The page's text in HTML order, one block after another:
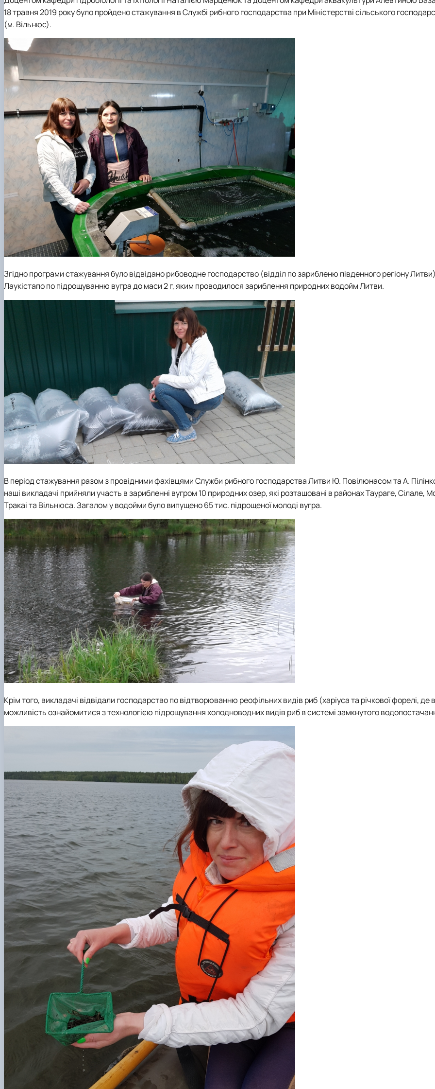
Стратегія розвитку факультету
Скринька довіри
Пам'яті студентів та випускників факультету
Працевлаштування студентів
Академічна доброчесність
Інформація для студентів
Відкриті лекції
18 травня 2019 року було пройдено стажування в Службі рибного господарства при Міністерстві сільського
(м. Вільнюс).
Згідно програми стажування було відвідано рибоводне господарство (відділ по зарибленю південного регіону
Лаукістапо по підрощуванню вугра до маси 2 г, яким проводилося зариблення природних водойм Литви.
В період стажування разом з провідними фахівцями Служби рибного господарства Литви Ю. Повілюнасом та А.
наші викладачі прийняли участь в зарибленні вугром 10 природних озер, які розташовані в районах Таураге, Сілале,
Тракаі та Вільнюса. Загалом у водойми було випущено 65 тис. підрощеної молоді вугра.
Крім того, викладачі відвідали господарство по відтворюванню реофільних видів риб (харіуса та річкової форелі, де
можливість ознайомитися з технологією підрощування холодноводних видів риб в системі замкнутого